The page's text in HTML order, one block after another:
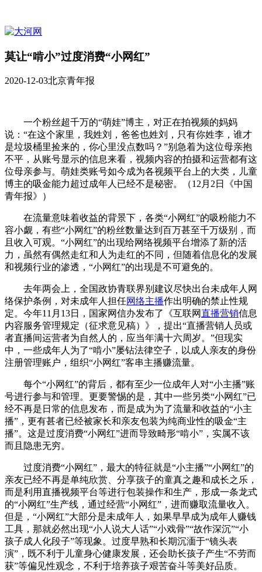
莫让“啃小”过度消费“小网红”
2020-12-03北京青年报
一个粉丝超千万的“萌娃”博主，对正在拍视频的妈妈
说：“在这个家里，我姓刘，爸爸也姓刘，只有你姓李，谁才
是垃圾桶里捡来的，你心里没点数吗？”别急着为这位母亲抱
不平，从账号显示的信息来看，视频内容的拍摄和运营都有这
位母亲参与。萌娃类账号如今成为各视频平台上的大类，儿童
博主的吸金能力超过成年人已经不是秘密。（12月2日《中国
青年报》）
在流量意味着收益的背景下，各类“小网红”的吸粉能力不
容小觑，有些“小网红”的粉丝数量达到百万甚至千万级别，而
且收入可观。“小网红”的出现给网络视频平台增添了新的活
力，虽然有偶然走红和人为走红的不同，但随着信息化的发展
和视频行业的渗透，“小网红”的出现是不可避免的。
去年两会上，全国政协青联界别建议尽快出台未成年人网
络保护条例，对未成年人担任网络主播作出明确的禁止性规
定。今年11月13日，国家网信办发布了《互联网直播营销信息
内容服务管理规定（征求意见稿）》，提出“直播营销人员或
者直播间运营者为自然人的，应当年满十六周岁。”但现实
中，一些成年人为了“啃小”屡钻法律空子，以成人亲友的身份
注册管理账户，组织“小网红”客串主播赚流量。
每个“小网红”的背后，都有至少一位成年人对“小主播”账
号进行参与和管理。更要警惕的是，其中一些另类“小网红”已
经不再是日常的信息发布，而是成为为了流量和收益的“小主
播”，更有甚者已经被家长和亲友包装为纯商业性的吸金“主
播”。这是过度消费“小网红”进而导致畸形“啃小”，实属不该
而且隐患无穷。
过度消费“小网红”，最大的特征就是“小主播”“小网红”的
亲友已经不再是单纯欣赏、分享孩子的童真之趣和成长之乐，
而是利用直播视频平台等进行包装操作和生产，形成一条龙式
的“小网红”生产线，通过经营“小网红”，进而赚取流量收入。
但是，“小网红”大部分是未成年人，如果早早成为成年人赚钱
工具，那就必然出现“小人说大人话”“小戏骨”“故作深沉”“小
孩子成人化段子”等现象。过度早熟和长期沉湎于“镜头表
演”，既不利于儿童身心健康发展，还会助长孩子产生“不劳而
获”等偏见性观念，不利于培养孩子艰苦奋斗等美好品质。